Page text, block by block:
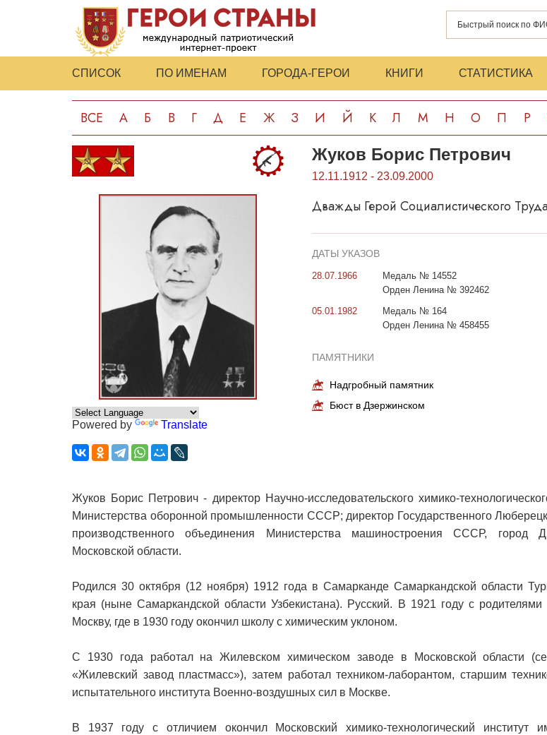
СПИСОК ПО ИМЕНАМ ГОРОДА-ГЕРОИ КНИГИ СТАТИСТИКА
ВСЕ А Б В Г Д Е Ж З И Й К Л М Н О П Р
Powered by Translate
Жуков Борис Петрович
12.11.1912 - 23.09.2000
Дважды Герой Социалистического
ДАТЫ УКАЗОВ
28.07.1966
Медаль № 14552
Орден Ленина № 392462
05.01.1982
Медаль № 164
Орден Ленина № 458455
ПАМЯТНИКИ
Надгробный памятник
Бюст в Дзержинском
Жуков Борис Петрович - директор Научно-исследовательского химико-
Министерства оборонной промышленности СССР; директор Государственного
производственного объединения Министерства машиностроения СССР, город
Московской области.
Родился 30 октября (12 ноября) 1912 года в Самарканде Самаркандской области
края (ныне Самаркандской области Узбекистана). Русский. В 1921 году с родителями
Москву, где в 1930 году окончил школу с химическим уклоном.
С 1930 года работал на Жилевском химическом заводе в Московской области
«Жилевский завод пластмасс»), затем работал техником-лаборантом, старшим
испытательного института Военно-воздушных сил в Москве.
В 1937 году с отличием окончил Московский химико-технологический институт